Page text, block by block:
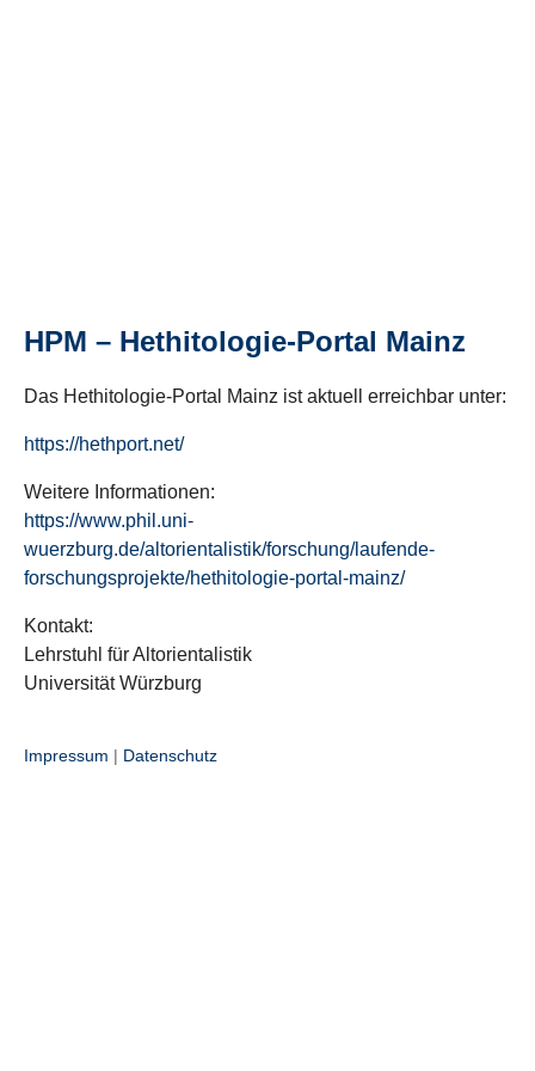
HPM – Hethitologie-Portal Mainz
Das Hethitologie-Portal Mainz ist aktuell erreichbar unter:
https://hethport.net/
Weitere Informationen:
https://www.phil.uni-
wuerzburg.de/altorientalistik/forschung/laufende-
forschungsprojekte/hethitologie-portal-mainz/
Kontakt:
Lehrstuhl für Altorientalistik
Universität Würzburg
Impressum | Datenschutz